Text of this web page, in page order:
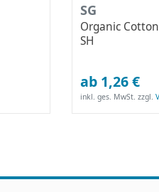
SG
Organic
SH
ab 1,26 €
inkl. ges. MwSt. zzgl.